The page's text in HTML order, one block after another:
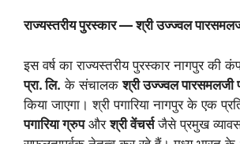
राज्यस्तरीय पुरस्कार — श्री उज्ज्वल
इस वर्ष का राज्यस्तरीय पुरस्कार नागपुर की
प्रा. लि. के संचालकश्री उज्ज्वल पारसमलजी
किया जाएगा। श्री पगारिया नागपुर के एक
पगारिया ग्रुपऔरश्री वेंचर्सजैसे प्रमुख